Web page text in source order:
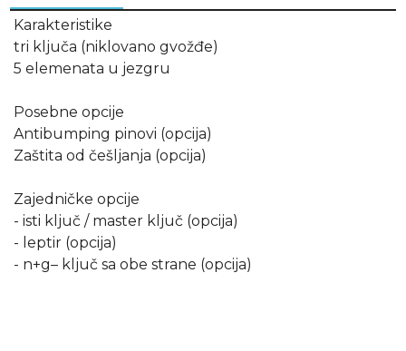
Karakteristike
tri ključa (niklovano gvožđe)
5 elemenata u jezgru
Posebne opcije
Antibumping pinovi (opcija)
Zaštita od češljanja (opcija)
Zajedničke opcije
- isti ključ / master ključ (opcija)
- leptir (opcija)
- n+g– ključ sa obe strane (opcija)